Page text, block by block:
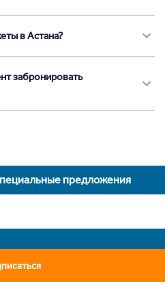
в Астана?
забронировать
предложения